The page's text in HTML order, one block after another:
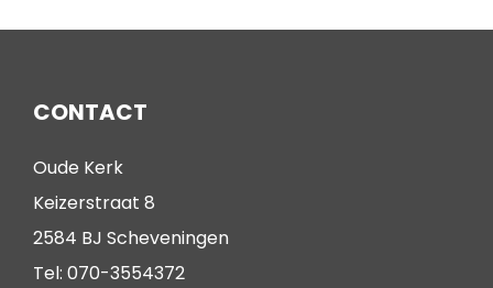
CONTACT
Oude Kerk
Keizerstraat 8
2584 BJ Scheveningen
Tel: 070-3554372